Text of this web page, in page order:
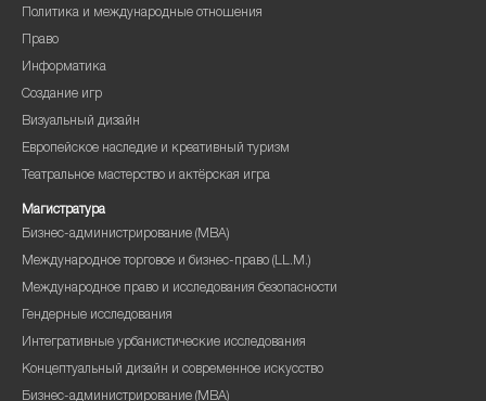
Политика и международные отношения
Право
Информатика
Создание игр
Визуальный дизайн
Европейское наследие и креативный туризм
Театральное мастерство и актёрская игра
Магистратура
Бизнес-администрирование (MBA)
Международное торговое и бизнес-право (LL.M.)
Международное право и исследования безопасности
Гендерные исследования
Интегративные урбанистические исследования
Концептуальный дизайн и современное искусство
Бизнес-администрирование (MBA)